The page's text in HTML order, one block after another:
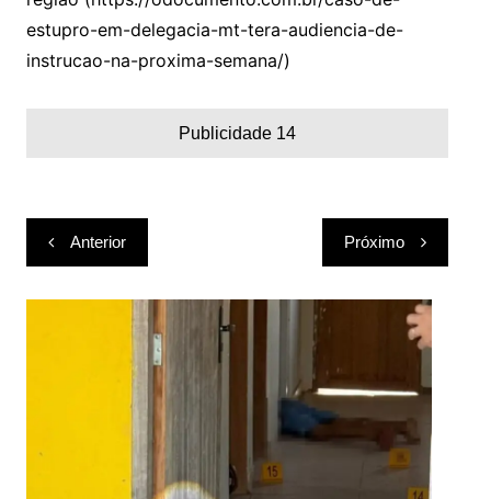
estupro-em-delegacia-mt-tera-audiencia-de-
instrucao-na-proxima-semana/)
Publicidade 14
Navegação
de
Post
Anterior Próximo